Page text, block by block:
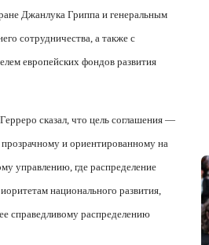
Джанлука Гриппа и генеральным
сотрудничества, а также с
европейских фондов развития
сказал, что цель соглашения —
и ориентированному на
управлению, где распределение
национального развития,
справедливому распределению